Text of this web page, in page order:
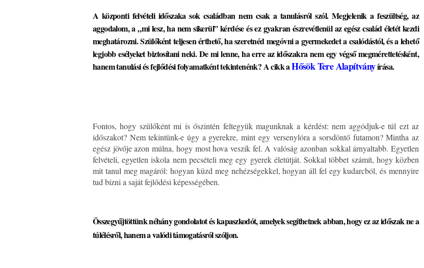
A központi felvételi időszaka sok családban nem csak a tanulásról szól. Megjelenik a feszültség, az
aggodalom, a „mi lesz, ha nem sikerül” kérdése és ez gyakran észrevétlenül az egész család életét kezdi
meghatározni. Szülőként teljesen érthető, ha szeretnéd megóvni a gyermekedet a csalódástól, és a lehető
legjobb esélyeket biztosítani neki. De mi lenne, ha erre az időszakra nem egy végső megmérettetésként,
hanem tanulási és fejlődési folyamatként tekintenénk? A cikk aHősök Tere Alapítványírása.
Fontos, hogy szülőként mi is őszintén feltegyük magunknak a kérdést: nem aggódjuk-e túl ezt az
időszakot? Nem tekintünk-e úgy a gyerekre, mint egy versenylóra a sorsdöntő futamon? Mintha az
egész jövője azon múlna, hogy most hova veszik fel. A valóság azonban sokkal árnyaltabb. Egyetlen
felvételi, egyetlen iskola nem pecsételi meg egy gyerek életútját. Sokkal többet számít, hogy közben
mit tanul meg magáról: hogyan küzd meg nehézségekkel, hogyan áll fel egy kudarcból, és mennyire
tud bízni a saját fejlődési képességében.
Összegyűjtöttünk néhány gondolatot és kapaszkodót, amelyek segíthetnek abban, hogy ez az időszak ne a
túlélésről, hanem a valódi támogatásról szóljon.